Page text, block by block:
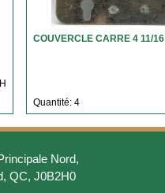
COUVERCLE CARRE 4 11/16
Quantité: 4
Nord,
QC, J0B2H0